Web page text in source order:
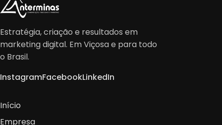
Estratégia, criação e resultados em
marketing digital. Em Viçosa e para todo
o Brasil.
InstagramFacebookLinkedIn
Início
Empresa